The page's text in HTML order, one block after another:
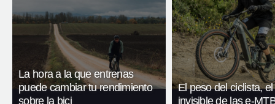
La hora a la que entrenas
puede cambiar tu rendimiento
sobre la bici
El peso del ciclista,
invisible de las e-